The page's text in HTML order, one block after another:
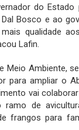
do Estado
Bosco e ao
qualidade
Lafin.
Ambiente,
para ampliar o
vai
de
frangos para